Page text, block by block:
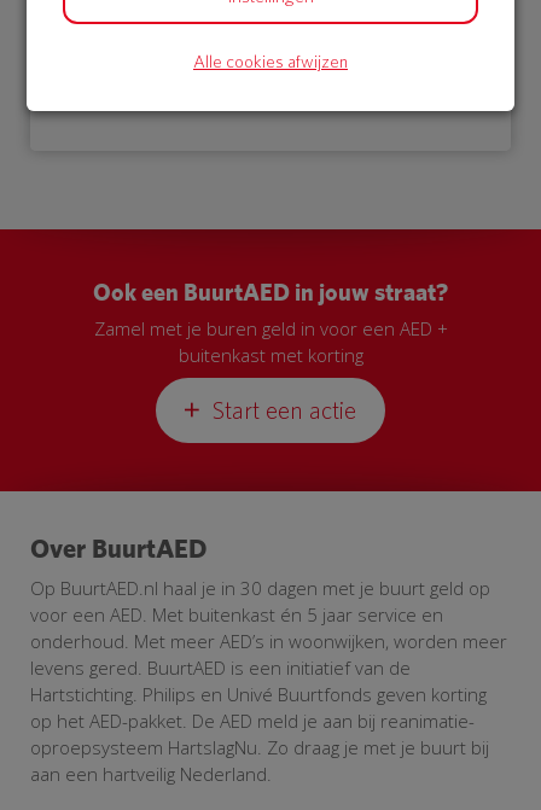
Bekijk alle donateurs
Ook een BuurtAED in jouw straat?
Zamel met je buren geld in voor een AED +
buitenkast met korting
Start een actie
Over BuurtAED
Op BuurtAED.nl haal je in 30 dagen met je buurt geld op
voor een AED. Met buitenkast én 5 jaar service en
onderhoud. Met meer AED’s in woonwijken, worden meer
levens gered. BuurtAED is een initiatief van de
Hartstichting. Philips en Univé Buurtfonds geven korting
op het AED-pakket. De AED meld je aan bij reanimatie-
oproepsysteem HartslagNu. Zo draag je met je buurt bij
aan een hartveilig Nederland.
Alle cookies afwijzen